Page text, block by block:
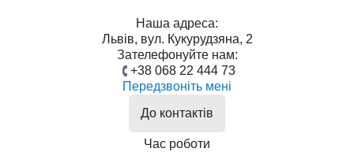
Наша адреса:
Львів, вул. Кукурудзяна, 2
Зателефонуйте нам:
+38 068 22 444 73
Передзвоніть мені
До контактів
Час роботи